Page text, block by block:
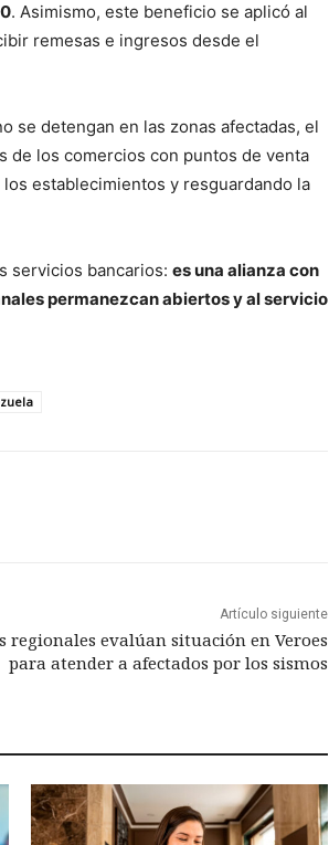
. Asimismo, este beneficio se aplicó al
remesas e ingresos desde el
se detengan en las zonas afectadas, el
de los comercios con puntos de venta
establecimientos y resguardando la
servicios bancarios: es una alianza con
permanezcan abiertos y al servicio
Artículo siguiente
regionales evalúan situación en Veroes
para atender a afectados por los sismos